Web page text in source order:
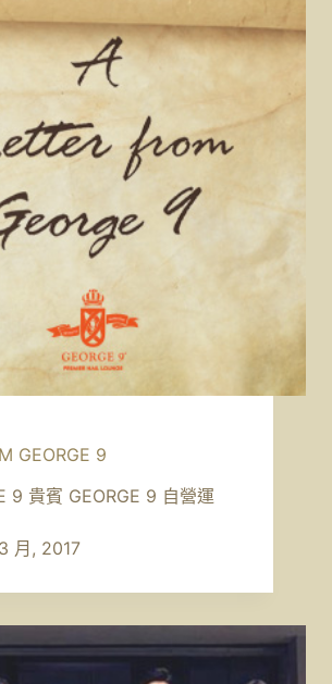
GEORGE 9
9 貴賓 GEORGE 9 自營運
月, 2017